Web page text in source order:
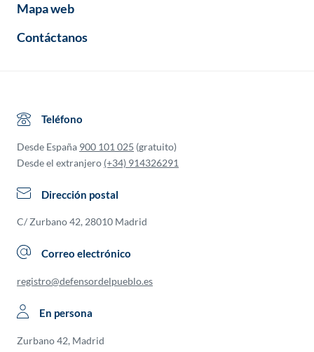
Mapa web
Contáctanos
Teléfono
Desde España 900 101 025 (gratuito)
Desde el extranjero (+34) 914326291
Dirección postal
C/ Zurbano 42, 28010 Madrid
Correo electrónico
registro@defensordelpueblo.es
En persona
Zurbano 42, Madrid